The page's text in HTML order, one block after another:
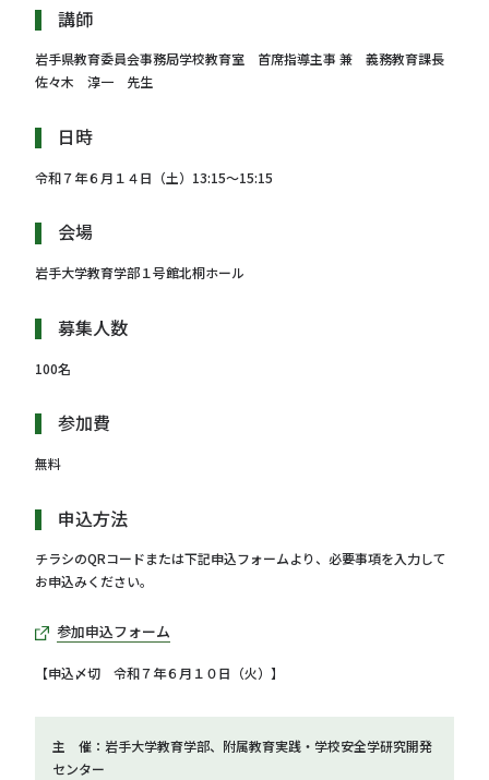
講師
岩手県教育委員会事務局学校教育室 首席指導主事 兼 義務教育課長
佐々木 淳一 先生
日時
令和７年６月１４日（土）13:15～15:15
会場
岩手大学教育学部１号館北桐ホール
募集人数
100名
参加費
無料
申込方法
チラシのQRコードまたは下記申込フォームより、必要事項を入力して
お申込みください。
参加申込フォーム
【申込〆切 令和７年６月１０日（火）】
主 催：岩手大学教育学部、附属教育実践・学校安全学研究開発
センター